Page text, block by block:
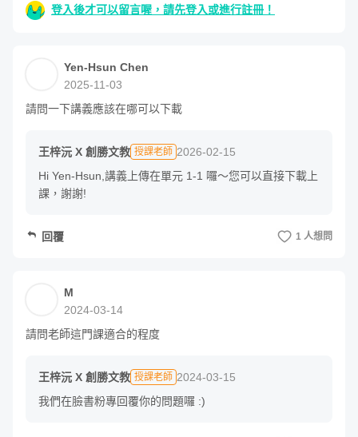
登入後才可以留言喔，請先登入或進行註冊！
Yen-Hsun Chen
2025-11-03
請問一下講義應該在哪可以下載
王梓沅 X 創勝文教 授課老師 2026-02-15
Hi Yen-Hsun,講義上傳在單元 1-1 囉～您可以直接下載上
課，謝謝!
回覆 1 人想問
M
2024-03-14
請問老師這門課適合的程度
王梓沅 X 創勝文教 授課老師 2024-03-15
我們在臉書粉專回覆你的問題囉 :)